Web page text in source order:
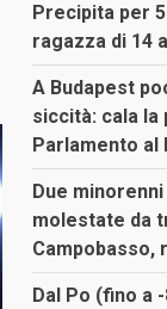
Precipita per
ragazza di 14
A Budapest
siccità: cala
Parlamento al
Due
molestate da
Campobasso,
Dal Po (fino a